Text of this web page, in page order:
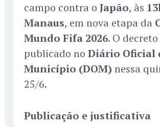
campo contra o Japão, às
Manaus, em nova etapa da
Mundo Fifa 2026. O
publicado no Diário Oficial
Município (DOM) nessa
25/6.
Publicação e justificativa